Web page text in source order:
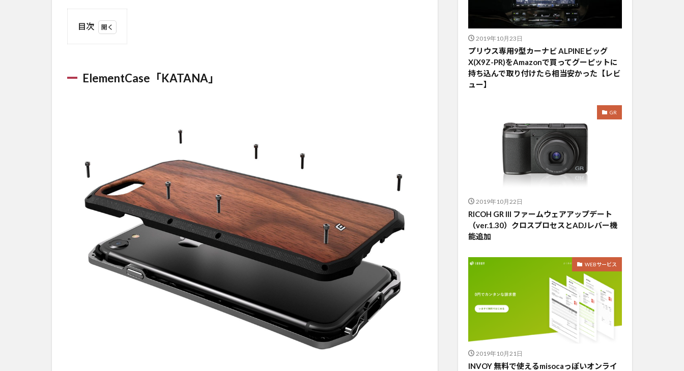
目次
ElementCase「KATANA」
2019年10月23日
プリウス専用9型カーナビ ALPINEビッグ
X(X9Z-PR)をAmazonで買ってグーピットに
持ち込んで取り付けたら相当安かった【レビ
ュー】
GR
2019年10月22日
RICOH GR III ファームウェアアップデート
（ver.1.30）クロスプロセスとADJレバー機
能追加
WEBサービス
2019年10月21日
INVOY 無料で使えるmisocaっぽいオンライ